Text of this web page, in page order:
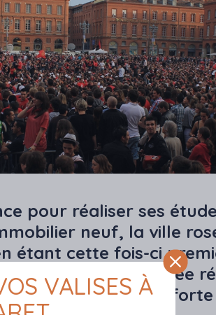
pour réaliser ses
neuf, la ville
étant cette fois-ci
français. L’Insee
présente la plus
VALISES À